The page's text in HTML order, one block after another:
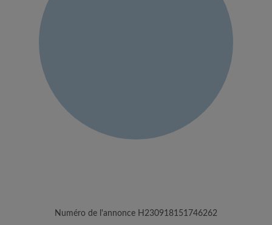
Numéro de l'annonce H230918151746262